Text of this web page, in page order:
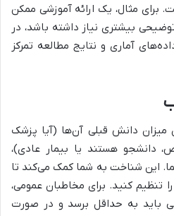
برای مثال، یک ارائه آموزشی ممکن
بیشتری نیاز داشته باشد، در
آماری و نتایج مطالعه تمرکز
دانش قبلی آن‌ها (آیا پزشک
دانشجو هستند یا بیمار عادی)،
شما. این شناخت به شما کمک می‌کند تا
تنظیم کنید. برای مخاطبان عمومی،
باید به حداقل برسد و در صورت